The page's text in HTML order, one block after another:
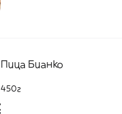
Пица Бианко
450г